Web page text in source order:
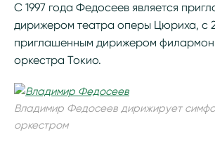
С 1997 года Федосеев является
дирижером театра оперы Цюриха, с
приглашенным дирижером
оркестра Токио.
Владимир Федосеев дирижирует
оркестром